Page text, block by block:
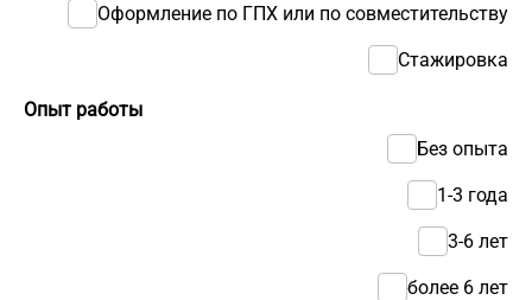
Оформление по ГПХ или по совместительству
Стажировка
Опыт работы
Без опыта
1-3 года
3-6 лет
более 6 лет